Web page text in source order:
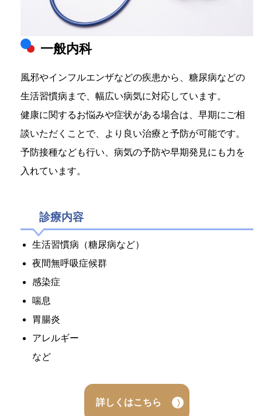
一般内科
風邪やインフルエンザなどの疾患から、糖尿病などの
生活習慣病まで、幅広い病気に対応しています。
健康に関するお悩みや症状がある場合は、早期にご相
談いただくことで、より良い治療と予防が可能です。
予防接種なども行い、病気の予防や早期発見にも力を
入れています。
診療内容
生活習慣病（糖尿病など）
夜間無呼吸症候群
感染症
喘息
胃腸炎
アレルギー
など
詳しくはこちら